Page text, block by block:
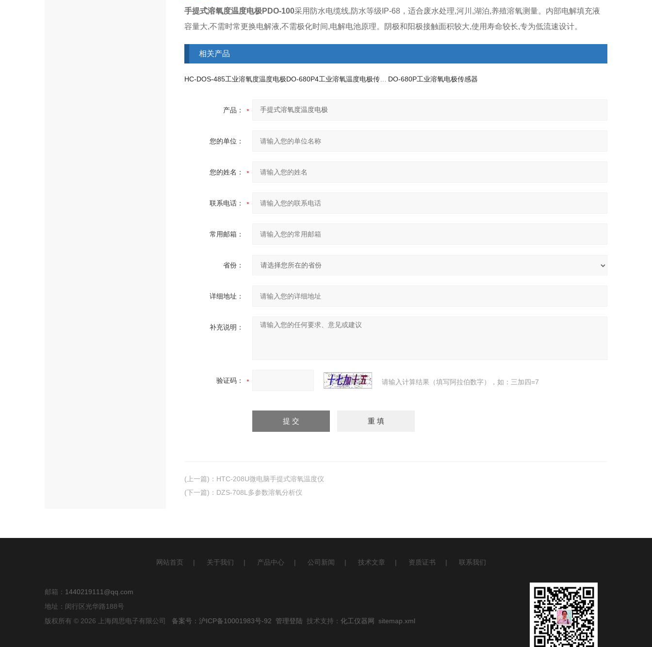
手提式溶氧度温度电极PDO-100采用防水电缆线,防水等级IP-68，适合废水处理,河川,湖泊,养殖溶氧测量。内部电解填充液
容量大,不需时常更换电解液,不需极化时间,电解电池原理。阴极和阳极接触面积较大,使用寿命较长,专为低流速设计。
相关产品
HC-DOS-485工业溶氧度温度电极 DO-680P工业溶氧电极传感器
产品：
您的单位：
您的姓名：
联系电话：
常用邮箱：
省份：
详细地址：
补充说明：
验证码： 请输入计算结果（填写阿拉伯数字），如：三加四=7
(上一篇) ： HTC-208U微电脑手提式溶氧温度仪
(下一篇) ： DZS-708L多参数溶氧分析仪
网站首页 | 关于我们 | 产品中心 | 公司新闻 | 技术文章 | 资质证书 | 联系我们
邮箱： 1440219111@qq.com
地址：闵行区光华路188号
版权所有 © 2026 上海阔思电子有限公司 备案号：沪ICP备10001983号-92 管理登陆 技术支持： 化工仪器网 sitemap.xml